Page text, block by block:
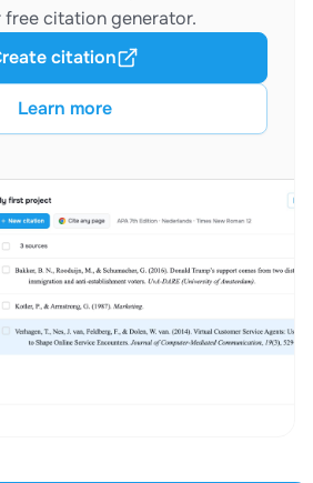
citation generator.
Learn more
citation